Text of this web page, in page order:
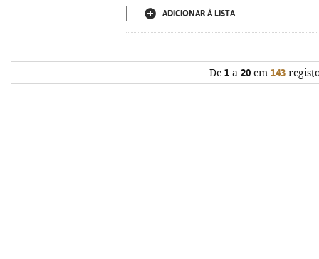
ADICIONAR À LISTA
De 1 a 20 em 143